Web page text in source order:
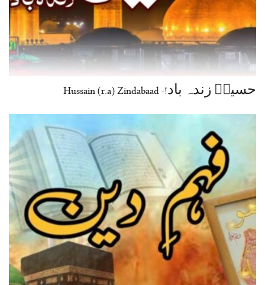
حسینؓ زندہ باد!- Hussain (r.a) Zindabaad